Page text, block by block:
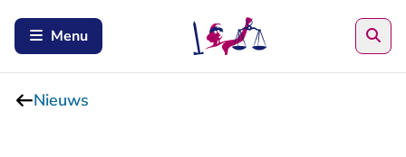
Menu
Nieuws